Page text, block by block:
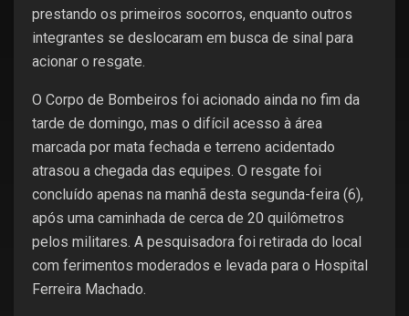
prestando os primeiros socorros, enquanto outros
integrantes se deslocaram em busca de sinal para
acionar o resgate.
O Corpo de Bombeiros foi acionado ainda no fim da
tarde de domingo, mas o difícil acesso à área
marcada por mata fechada e terreno acidentado
atrasou a chegada das equipes. O resgate foi
concluído apenas na manhã desta segunda-feira (6),
após uma caminhada de cerca de 20 quilômetros
pelos militares. A pesquisadora foi retirada do local
com ferimentos moderados e levada para o Hospital
Ferreira Machado.